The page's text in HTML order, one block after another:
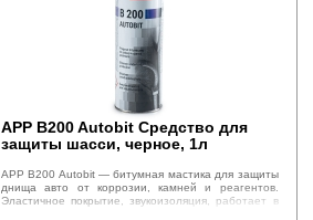
APP B200 Autobit Средство для
защиты шасси, черное, 1л
APP B200 Autobit — битумная мастика для защиты
днища авто от коррозии, камней и реагентов.
Эластичное покрытие, звукоизоляция, работает в